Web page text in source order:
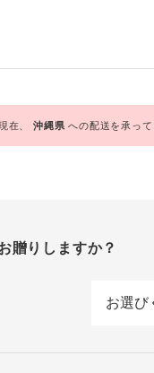
在、沖縄県への配送を承って
贈りしますか？